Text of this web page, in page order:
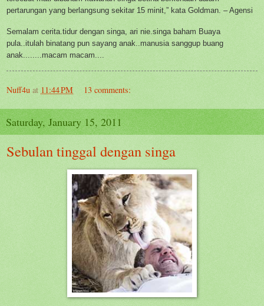
pertarungan yang berlangsung sekitar 15 minit,” kata Goldman. – Agensi
Semalam cerita.tidur dengan singa, ari nie.singa baham Buaya
pula..itulah binatang pun sayang anak..manusia sanggup buang
anak........macam macam....
Nuff4u at 11:44 PM 13 comments:
Saturday, January 15, 2011
Sebulan tinggal dengan singa